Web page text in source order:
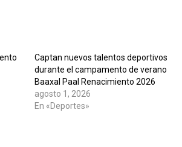
Captan nuevos talentos deportivos
durante el campamento de verano
Baaxal Paal Renacimiento 2026
agosto 1, 2026
En «Deportes»